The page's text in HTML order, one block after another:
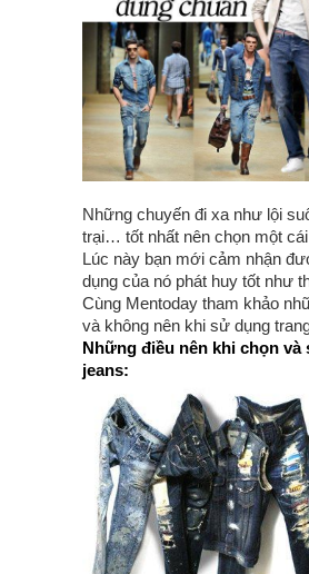
Những chuyến đi xa như lội
trại… tốt nhất nên chọn một cái
Lúc này bạn mới cảm nhận
dụng của nó phát huy tốt như
Cùng Mentoday tham khảo
và không nên khi sử dụng
Những điều nên khi chọn và
jeans: